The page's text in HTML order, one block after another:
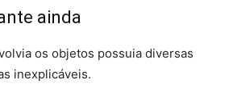
ainda
os objetos possuia diversas
inexplicáveis.